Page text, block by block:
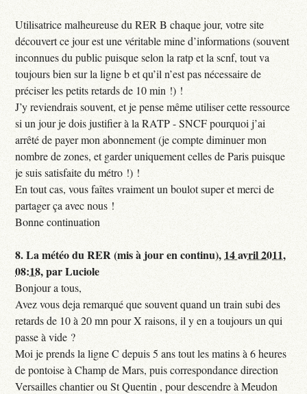
Utilisatrice malheureuse du RER B chaque jour, votre site
découvert ce jour est une véritable mine d’informations (souvent
inconnues du public puisque selon la ratp et la scnf, tout va
toujours bien sur la ligne b et qu’il n’est pas nécessaire de
préciser les petits retards de 10 min !) !
J’y reviendrais souvent, et je pense même utiliser cette ressource
si un jour je dois justifier à la RATP - SNCF pourquoi j’ai
arrêté de payer mon abonnement (je compte diminuer mon
nombre de zones, et garder uniquement celles de Paris puisque
je suis satisfaite du métro !) !
En tout cas, vous faîtes vraiment un boulot super et merci de
partager ça avec nous !
Bonne continuation
8.La météo du RER (mis à jour en continu), 14 avril 2011,
08:18,parLuciole
Bonjour a tous,
Avez vous deja remarqué que souvent quand un train subi des
retards de 10 à 20 mn pour X raisons, il y en a toujours un qui
passe à vide ?
Moi je prends la ligne C depuis 5 ans tout les matins à 6 heures
de pontoise à Champ de Mars, puis correspondance direction
Versailles chantier ou St Quentin , pour descendre à Meudon